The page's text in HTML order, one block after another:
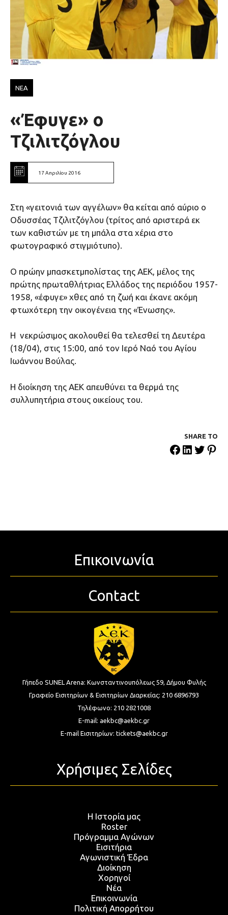
ΝΕΑ
«Έφυγε» ο
Τζιλιτζόγλου
17 Απριλίου 2016
Στη «γειτονιά των αγγέλων» θα κείται από αύριο ο
Οδυσσέας Τζιλιτζόγλου (τρίτος από αριστερά εκ
των καθιστών με τη μπάλα στα χέρια στο
φωτογραφικό στιγμιότυπο).
Ο πρώην μπασκετμπολίστας της ΑΕΚ, μέλος της
πρώτης πρωταθλήτριας Ελλάδος της περιόδου 1957-
1958, «έφυγε» χθες από τη ζωή και έκανε ακόμη
φτωχότερη την οικογένεια της «Ένωσης».
Η νεκρώσιμος ακολουθεί θα τελεσθεί τη Δευτέρα
(18/04), στις 15:00, από τον Ιερό Ναό του Αγίου
Ιωάννου Βούλας.
H διοίκηση της ΑΕΚ απευθύνει τα θερμά της
συλλυπητήρια στους οικείους του.
SHARE ΤΟ
Επικοινωνία
Contact
Γήπεδο SUNEL Arena: Κωνσταντινουπόλεως 59, Δήμου Φυλής
Γραφείο Εισιτηρίων & Εισιτηρίων Διαρκείας: 210 6896793
Τηλέφωνο: 210 2821008
E-mail: aekbc@aekbc.gr
E-mail Εισιτηρίων: tickets@aekbc.gr
Χρήσιμες Σελίδες
Η Ιστορία μας
Roster
Πρόγραμμα Αγώνων
Εισιτήρια
Αγωνιστική Έδρα
Διοίκηση
Χορηγοί
Νέα
Επικοινωνία
Πολιτική Απορρήτου